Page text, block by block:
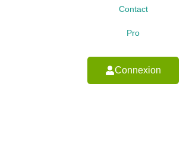
Contact
Pro
Connexion